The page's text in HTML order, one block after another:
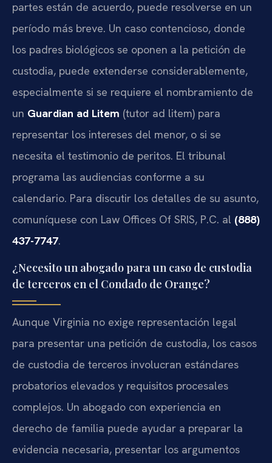
partes están de acuerdo, puede resolverse en un
período más breve. Un caso contencioso, donde
los padres biológicos se oponen a la petición de
custodia, puede extenderse considerablemente,
especialmente si se requiere el nombramiento de
un Guardian ad Litem (tutor ad litem) para
representar los intereses del menor, o si se
necesita el testimonio de peritos. El tribunal
programa las audiencias conforme a su
calendario. Para discutir los detalles de su asunto,
comuníquese con Law Offices Of SRIS, P.C. al (888)
437-7747.
¿Necesito un abogado para un caso de custodia
de terceros en el Condado de Orange?
Aunque Virginia no exige representación legal
para presentar una petición de custodia, los casos
de custodia de terceros involucran estándares
probatorios elevados y requisitos procesales
complejos. Un abogado con experiencia en
derecho de familia puede ayudar a preparar la
evidencia necesaria, presentar los argumentos